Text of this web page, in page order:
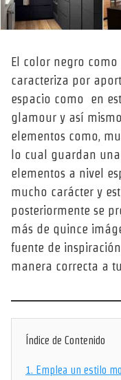
El color negro
caracteriza por
espacio como en
glamour y así
elementos como,
lo cual guardan
elementos a nivel
mucho carácter y
posteriormente se
más de quince
fuente de
manera correcta a
Índice de Contenido
1. Emplea un estilo